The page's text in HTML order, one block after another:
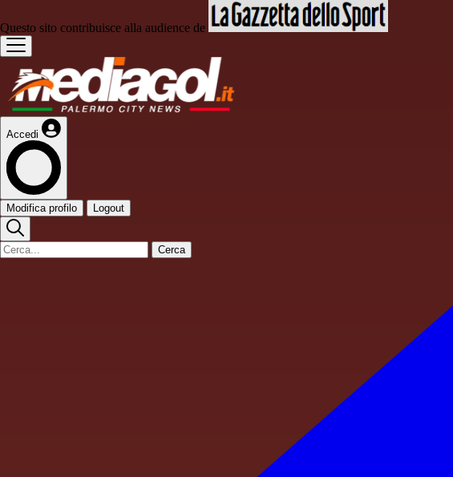
Questo sito contribuisce alla audience de
Accedi
Modifica profilo Logout
Cerca